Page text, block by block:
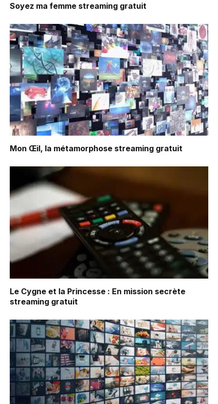
Soyez ma femme streaming gratuit
Mon Œil, la métamorphose streaming gratuit
Le Cygne et la Princesse : En mission secrète
streaming gratuit